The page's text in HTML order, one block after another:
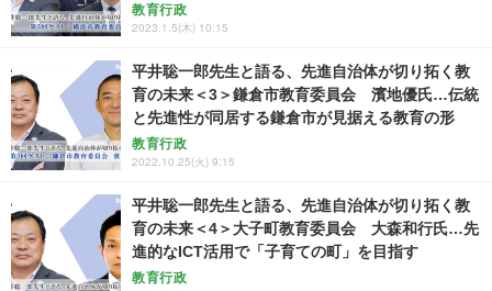
教育行政
2023.1.5(木) 10:15
平井聡一郎先生と語る、先進自治体が切り拓く教
育の未来＜3＞鎌倉市教育委員会 濱地優氏…伝統
と先進性が同居する鎌倉市が見据える教育の形
教育行政
2022.10.25(火) 9:15
平井聡一郎先生と語る、先進自治体が切り拓く教
育の未来＜4＞大子町教育委員会 大森和行氏…先
進的なICT活用で「子育ての町」を目指す
教育行政